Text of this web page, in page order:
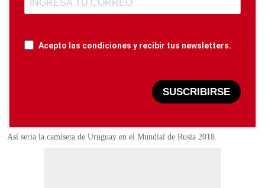
Acepto las condiciones y recibir tus newsletters.
SUSCRIBIRSE
Así sería la camiseta de Uruguay en el Mundial de Rusia 2018.